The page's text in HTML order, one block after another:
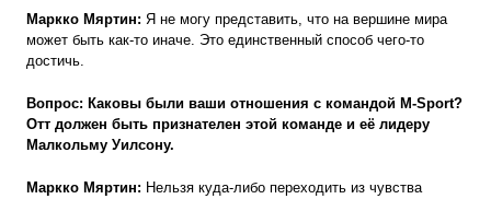
Маркко Мяртин: Я не могу представить, что на вершине мира
может быть как-то иначе. Это единственный способ чего-то
достичь.
Вопрос: Каковы были ваши отношения с командой M-Sport?
Отт должен быть признателен этой команде и её лидеру
Малкольму Уилсону.
Маркко Мяртин: Нельзя куда-либо переходить из чувства